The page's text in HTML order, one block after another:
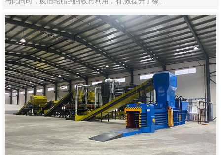
有
限
公
司
豫
ICP
备
19020390
号-1